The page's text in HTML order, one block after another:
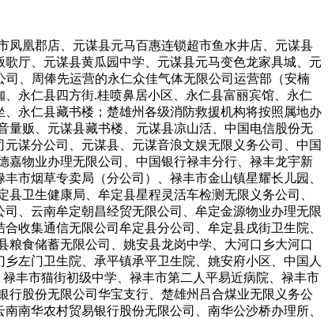
凰郡店、元谋县元马百惠连锁超市鱼水井店、元谋县
厅、元谋县黄瓜园中学、元谋县元马变色龙家具城、元
、周俸先运营的永仁众佳气体无限公司运营部（安楠
永仁县四方街.桂喷鼻居小区、永仁县富丽宾馆、永仁
永仁县藏书楼；楚雄州各级消防救援机构将按照属地办
量贩、元谋县藏书楼、元谋县凉山活、中国电信股份无
谋分公司、元谋县、元谋音浪文娱无限义务公司、中国
嘉物业办理无限公司、中国银行禄丰分行、禄丰龙宇新
市烟草专卖局（分公司）、禄丰市金山镇星耀长儿园、
卫生健康局、牟定县星程灵活车检测无限义务公司、
、云南牟定朝昌经贸无限公司、牟定金源物业办理无限
收集通信无限公司牟定县分公司、牟定县戌街卫生院、
食储蓄无限公司、姚安县龙岗中学、大河口乡大河口
左门卫生院、承平镇承平卫生院、姚安府小区、中国人
丰市猫街初级中学、禄丰市第二人平易近病院、禄丰市
行股份无限公司华宝支行、楚雄州吕合煤业无限义务公
南华农村贸易银行股份无限公司、南华公沙桥办理所、